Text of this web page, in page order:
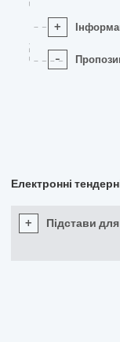
+
-
Електронні
+ Підстави для